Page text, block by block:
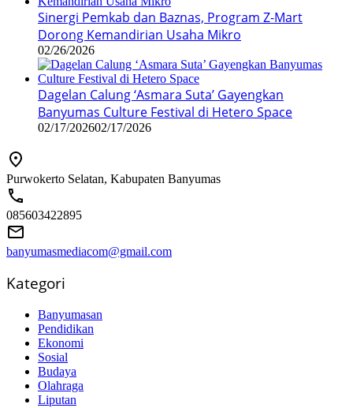
Sinergi Pemkab dan Baznas, Program Z-Mart
Dorong Kemandirian Usaha Mikro
02/26/2026
Dagelan Calung ‘Asmara Suta’ Gayengkan
Banyumas Culture Festival di Hetero Space
02/17/202602/17/2026
Purwokerto Selatan, Kabupaten Banyumas
085603422895
banyumasmediacom@gmail.com
Kategori
Banyumasan
Pendidikan
Ekonomi
Sosial
Budaya
Olahraga
Liputan